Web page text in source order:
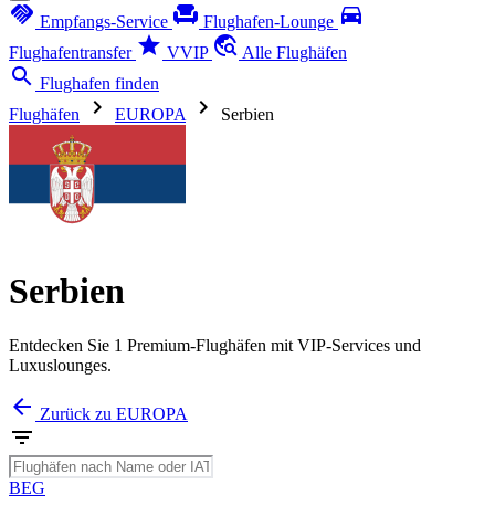
handshake Empfangs-Service chair Flughafen-Lounge directions_car
Flughafentransfer star VVIP travel_explore Alle Flughäfen
search Flughafen finden
Flughäfen
chevron_right EUROPA chevron_right Serbien
Serbien
Entdecken Sie 1 Premium-Flughäfen mit VIP-Services und
Luxuslounges.
arrow_back Zurück zu EUROPA
filter_list
BEG